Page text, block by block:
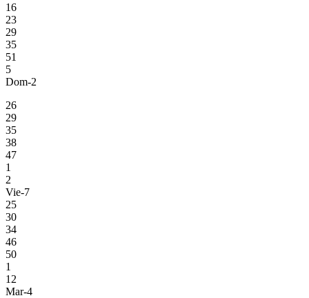
16
23
29
35
51
5
Dom-2
26
29
35
38
47
1
2
Vie-7
25
30
34
46
50
1
12
Mar-4